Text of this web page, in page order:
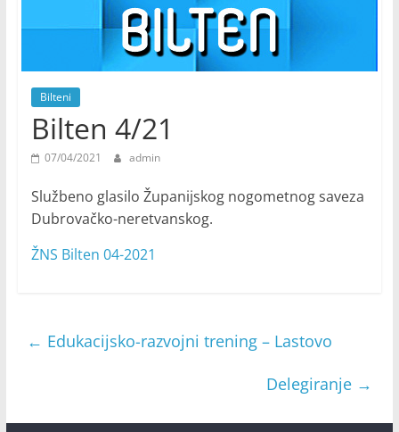
Bilteni
Bilten 4/21
07/04/2021 admin
Službeno glasilo Županijskog nogometnog saveza
Dubrovačko-neretvanskog.
ŽNS Bilten 04-2021
← Edukacijsko-razvojni trening – Lastovo
Delegiranje →